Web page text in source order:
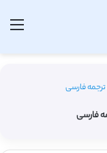
ترجمه فارسی
فارسی